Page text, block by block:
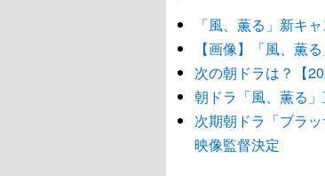
「風、薫る」新キ
【画像】「風、薫
次の朝ドラは？【
朝ドラ「風、薫る
次期朝ドラ「ブラ
映像監督決定